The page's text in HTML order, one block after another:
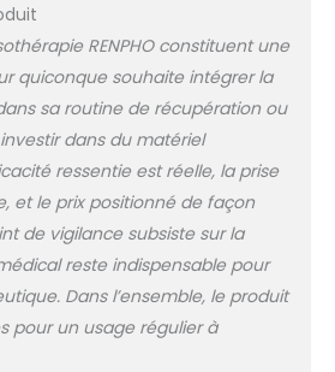
tensions, d’une
simple pression sur
un bouton Confort
personnalisable :
Personnalisez votre
séance avec 2
niveaux de chaleur
et 5 niveaux
d’intensité – le
masseur de jambes
à compression
offre une chaleur
apaisante et une
RENPHO constituent une
quiconque souhaite intégrer la
sa routine de récupération ou
dans du matériel
ressentie est réelle, la prise
et le prix positionné de façon
de vigilance subsiste sur la
reste indispensable pour
Dans l’ensemble, le produit
pour un usage régulier à